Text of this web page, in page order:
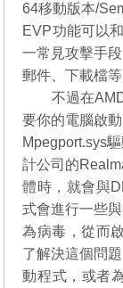
64移動版本/
EVP功能可以
一常見攻擊手
郵件、下載檔
不過在AMD
要你的電腦啟
Mpegport.sys
計公司的
體時，就會與
式會進行一些
為病毒，從而
了解決這個問
動程式，或者